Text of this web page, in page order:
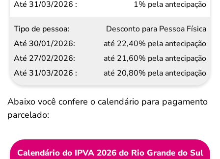
Até
Até
27/02/2026
Até
31/03/2026
1% pela antecipação
Desconto para Pessoa Física
até 22,40% pela antecipação
até 21,60% pela antecipação
até 20,80% pela antecipação
Abaixo você confere o calendário para pagamento
parcelado:
Calendário do IPVA 2026 do Rio Grande do Sul